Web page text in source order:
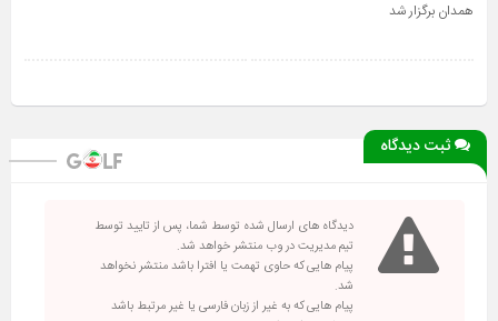
همدان برگزار شد
ثبت دیدگاه
دیدگاه های ارسال شده توسط شما، پس از تایید توسط
تیم مدیریت در وب منتشر خواهد شد.
پیام هایی که حاوی تهمت یا افترا باشد منتشر نخواهد
شد.
پیام هایی که به غیر از زبان فارسی یا غیر مرتبط باشد